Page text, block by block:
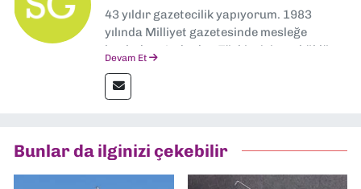
43 yıldır gazetecilik yapıyorum. 1983
yılında Milliyet gazetesinde mesleğe
başladım. Ardından Türkiye’nin en köklü
muhabir, editör, müdür yardımcısı ve spor
müdürü olarak görev yaptım. Ayrıca Yeni
Gazetesi'nde editörlük yapıyorum
Devam Et
Bunlar da ilginizi çekebilir